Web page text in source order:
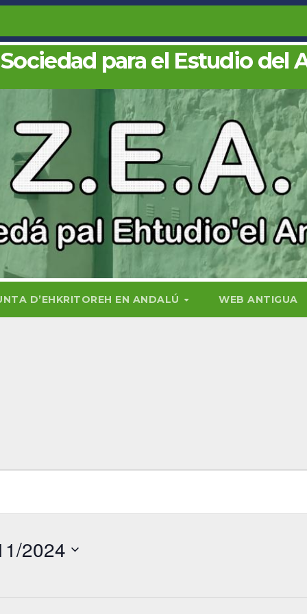
para el Estudio del
D’EHKRITOREH EN ANDALÚ WEB ANTIGUA
2024